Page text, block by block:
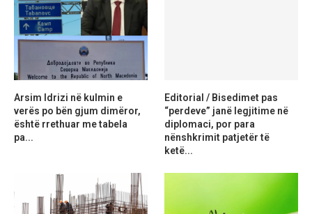
Arsim Idrizi në kulmin e
verës po bën gjum dimëror,
është rrethuar me tabela
pa...
Editorial / Bisedimet pas
“perdeve” janë legjitime në
diplomaci, por para
nënshkrimit patjetër të
ketë...